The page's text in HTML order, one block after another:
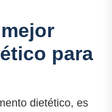
para
dietético, es